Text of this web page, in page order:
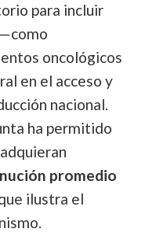
para incluir
oncológicos
en el acceso y
nacional.
ha permitido
promedio
ilustra el